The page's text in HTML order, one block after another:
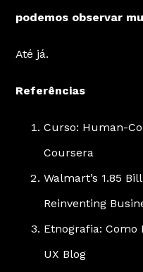
podemos observar
Até já.
Referências
Curso: Human-
Coursera
Walmart’s 1.85
Reinventing
Etnografia: Como
UX Blog